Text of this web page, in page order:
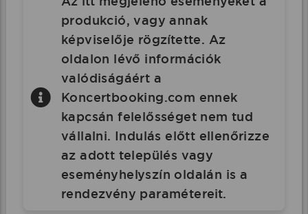
produkció, vagy annak
képviselője rögzítette. Az
oldalon lévő információk
valódiságáért a
Koncertbooking.com ennek
kapcsán felelősséget nem tud
vállalni. Indulás előtt ellenőrizze
az adott település vagy
eseményhelyszín oldalán is a
rendezvény paramétereit.